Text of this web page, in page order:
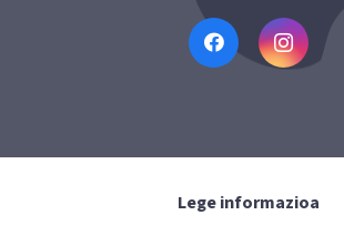
Lege informazioa